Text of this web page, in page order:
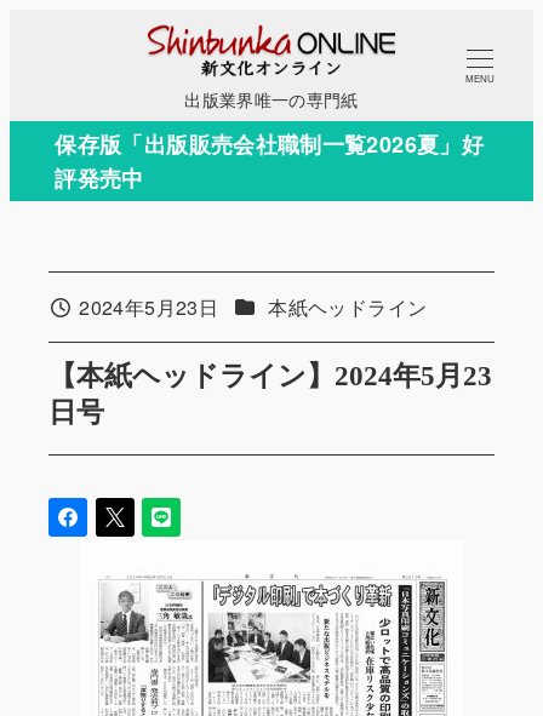
コ
テ
出版業界唯一の専門紙
MENU
保存版「出版販売会社職制一覧2026夏」好
評発売中
【本紙ヘッドライン】2024年5月23
日号
投稿日2024年5月23日 カテゴリー
本紙ヘッドライン